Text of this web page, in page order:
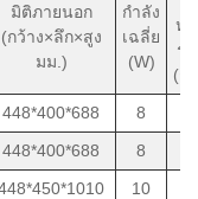
มิติภายนอก
(กว้าง×ลึก×สูง
มม.)
กำลัง
เฉลี่ย
(W)
ห
ร
(ก
448*400*688 8
448*400*688 8
10